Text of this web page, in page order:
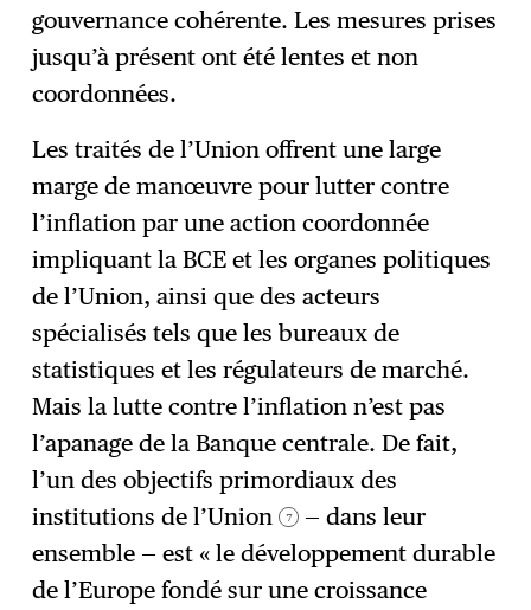
gouvernance cohérente. Les mesures prises
jusqu’à présent ont été lentes et non
coordonnées.
Les traités de l’Union offrent une large
marge de manœuvre pour lutter contre
l’inflation par une action coordonnée
impliquant la BCE et les organes politiques
de l’Union, ainsi que des acteurs
spécialisés tels que les bureaux de
statistiques et les régulateurs de marché.
Mais la lutte contre l’inflation n’est pas
l’apanage de la Banque centrale. De fait,
l’un des objectifs primordiaux des
institutions de l’Union 7
— dans leur
ensemble — est « le développement durable
de l’Europe fondé sur une croissance